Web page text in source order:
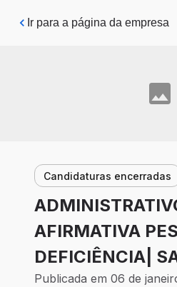
Pular para o conteúdo principal
Ir para a página da empresa
Candidaturas encerradas
AFIRMATIVA
DEFICIÊNCIA|
Publicada em 06 de